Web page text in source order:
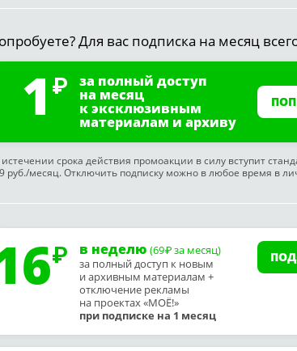
Для вас подписка на месяц
1 за полный доступ
на месяц
к эксклюзивным
материалам и архиву
срока действия промоакции в силу вступит
руб./месяц. Отключить подписку можно в любое время в
в неделю (69₽ за месяц)
за полный доступ к новым
и архивным материалам +
отключение рекламы
на проектах «МОЁ!»
при подписке на 1 месяц